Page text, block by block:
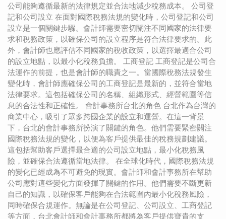
公司能夠遵循最新的法律規定並合法地減少稅務成本。 公司登
記和公司設立 在面對國際稅務法規的變化時，公司登記和公司
設立是一個關鍵步驟。會計師需要密切關注不同國家的法律要
求和稅務政策，以確保公司的設立程序是符合法律要求的。此
外，會計師也應評估不同國家的稅收政策，以選擇最適合公司
的設立地點，以最小化稅務負擔。 工商登記 工商登記是公司合
法運作的前提，也是會計師的職責之一。當國際稅務法規發生
變化時，會計師應確保公司的工商登記是最新的，並符合當地
法律要求。這包括確保公司的名稱、組織形式、經營範圍等信
息的合法性和正確性。 會計事務所台北的角色 台北作為台灣的
商業中心，吸引了眾多跨國企業的設立和運營。在這一背景
下，台北的會計事務所扮演了關鍵的角色。他們需要緊密關注
國際稅務法規的變化，以便為客戶提供最佳的稅務規劃建議。
這包括幫助客戶選擇最合適的公司設立地點，最小化稅務風
險，並確保合法遵循當地法律。 在全球化時代，國際稅務法規
的變化已經成為不可避免的現實。會計師和會計事務所在幫助
公司應對這些變化方面發揮了關鍵的作用。他們需要不斷更新
自己的知識，以確保客戶能夠在合法範圍內最小化稅務風險，
同時確保合規運作。無論是在公司登記、公司設立、工商登記
等方面，台北會計師和會計事務所都將為客戶提供寶貴的支